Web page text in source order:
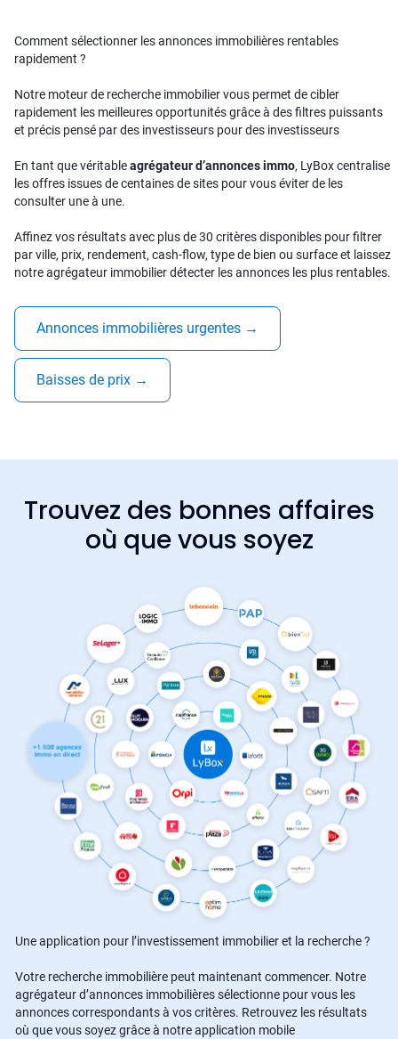
Comment sélectionner les annonces immobilières rentables
rapidement ?
Notre moteur de recherche immobilier vous permet de cibler
rapidement les meilleures opportunités grâce à des filtres puissants
et précis pensé par des investisseurs pour des investisseurs
En tant que véritableagrégateur d’annonces immo, LyBox centralise
les offres issues de centaines de sites pour vous éviter de les
consulter une à une.
Affinez vos résultats avec plus de 30 critères disponibles pour filtrer
par ville, prix, rendement, cash-flow, type de bien ou surface et laissez
notre agrégateur immobilier détecter les annonces les plus rentables.
Annonces immobilières urgentes →
Baisses de prix →
Trouvez des bonnes affaires
où que vous soyez
Une application pour l’investissement immobilier et la recherche ?
Votre recherche immobilière peut maintenant commencer. Notre
agrégateur d’annonces immobilières sélectionne pour vous les
annonces correspondants à vos critères. Retrouvez les résultats
où que vous soyez grâce à notre application mobile